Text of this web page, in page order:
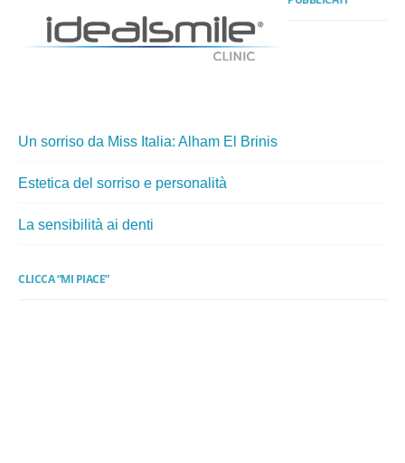
Un sorriso da Miss Italia: Alham El Brinis
Estetica del sorriso e personalità
La sensibilità ai denti
CLICCA “MI PIACE”